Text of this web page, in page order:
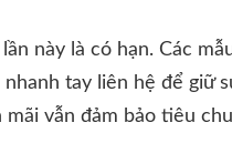
này là có hạn. Các
tay liên hệ để giữ
vẫn đảm bảo tiêu